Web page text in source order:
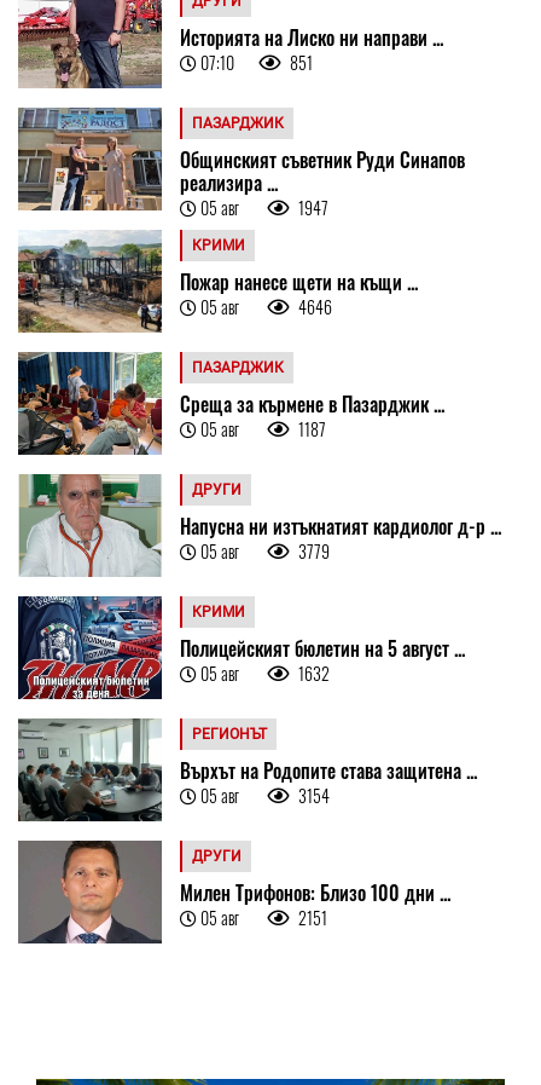
Историята на Лиско ни направи ...
07:10 851
ПАЗАРДЖИК
Общинският съветник Руди Синапов
реализира ...
05 авг 1947
КРИМИ
Пожар нанесе щети на къщи ...
05 авг 4646
ПАЗАРДЖИК
Среща за кърмене в Пазарджик ...
05 авг 1187
ДРУГИ
Напусна ни изтъкнатият кардиолог д-р ...
05 авг 3779
КРИМИ
Полицейският бюлетин на 5 август ...
05 авг 1632
РЕГИОНЪТ
Върхът на Родопите става защитена ...
05 авг 3154
ДРУГИ
Милен Трифонов: Близо 100 дни ...
05 авг 2151